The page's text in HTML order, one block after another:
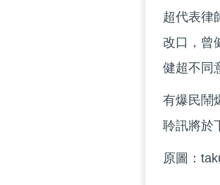
超代表律
改口，曾
健超不同
有爆民鬧
聆訊將於
原圖：